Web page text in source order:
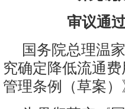
审议通
国务院总理温
究确定降低流通
管理条例（草案）